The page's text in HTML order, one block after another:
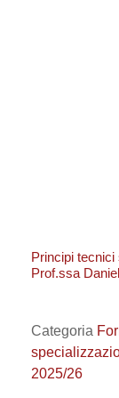
Principi tecnici
Prof.ssa
Categoria
2025/26